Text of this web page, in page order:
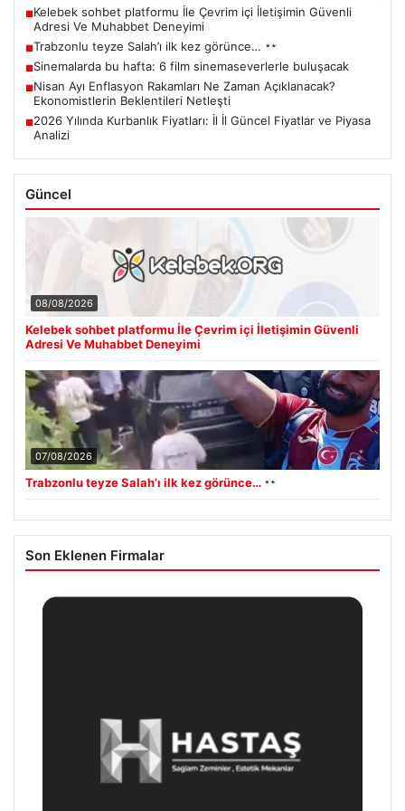
■Kelebek sohbet platformu İle Çevrim içi İletişimin Güvenli
Adresi Ve Muhabbet Deneyimi
■Trabzonlu teyze Salah’ı ilk kez görünce…
■Sinemalarda bu hafta: 6 film sinemaseverlerle buluşacak
■Nisan Ayı Enflasyon Rakamları Ne Zaman Açıklanacak?
Ekonomistlerin Beklentileri Netleşti
■2026 Yılında Kurbanlık Fiyatları: İl İl Güncel Fiyatlar ve Piyasa
Analizi
Güncel
08/08/2026
Kelebek sohbet platformu İle Çevrim içi İletişimin Güvenli
Adresi Ve Muhabbet Deneyimi
07/08/2026
Trabzonlu teyze Salah’ı ilk kez görünce…
Son Eklenen Firmalar